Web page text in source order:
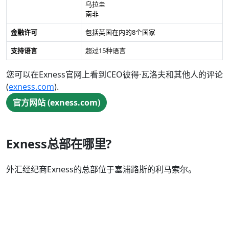
乌拉圭
南非
金融许可
包括英国在内的8个国家
支持语言
超过15种语言
您可以在Exness官网上看到CEO彼得·瓦洛夫和其他人的评论
(exness.com).
官方网站 (exness.com)
Exness总部在哪里?
外汇经纪商Exness的总部位于塞浦路斯的利马索尔。